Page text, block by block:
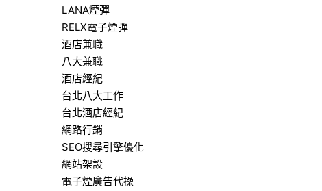
LANA煙彈
RELX電子煙彈
酒店兼職
八大兼職
酒店經紀
台北八大工作
台北酒店經紀
網路行銷
SEO搜尋引擎優化
網站架設
電子煙廣告代操